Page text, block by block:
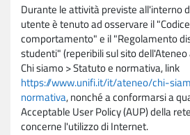
Durante le attività previste all'interno
utente è tenuto ad osservare il
comportamento" e il "Regolamento
studenti" (reperibili sul sito
Chi siamo > Statuto e normativa, link
https://www.unifi.it/it/ateneo/chi-
normativa, nonché a conformarsi a
Acceptable User Policy (AUP) della
concerne l'utilizzo di Internet.